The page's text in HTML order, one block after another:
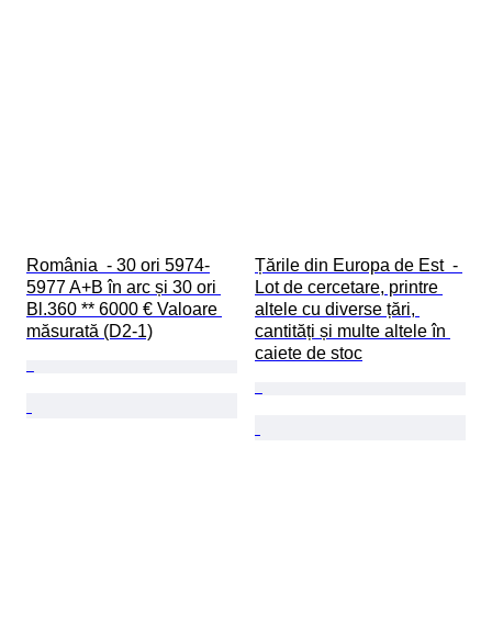
România  - 30 ori 5974-
5977 A+B în arc și 30 ori
Bl.360 ** 6000 € Valoare
măsurată (D2-1)
Țările din Europa de Est  -
Lot de cercetare, printre
altele cu diverse țări,
cantități și multe altele în
caiete de stoc